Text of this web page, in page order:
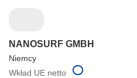
NANOSURF GMBH
Niemcy
Wkład UE netto